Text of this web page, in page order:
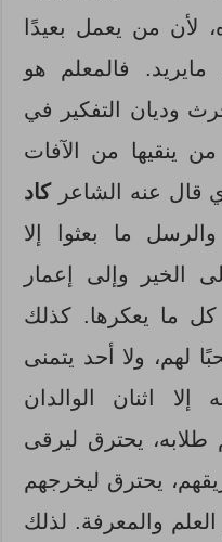
لأن من يعمل بعيدًا
فالمعلم هو
وديان التفكير في
من ينقيها من الآفات
قال عنه الشاعركاد
ما بعثوا إلا
الخير وإلى إعمار
كل ما يعكرها. كذلك
لهم، ولا أحد يتمنى
اثنان الوالدان
طلابه، يحترق ليرقى
يحترق ليخرجهم
والمعرفة. لذلك